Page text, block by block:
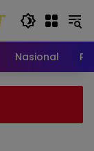
Nasional
Fasum